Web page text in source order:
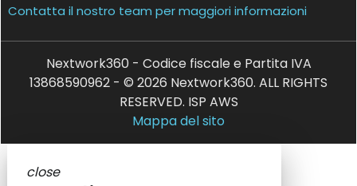
Contatta il nostro team per maggiori informazioni
Nextwork360 - Codice fiscale e Partita IVA
13868590962 - © 2026 Nextwork360. ALL RIGHTS
RESERVED. ISP AWS
Mappa del sito
close